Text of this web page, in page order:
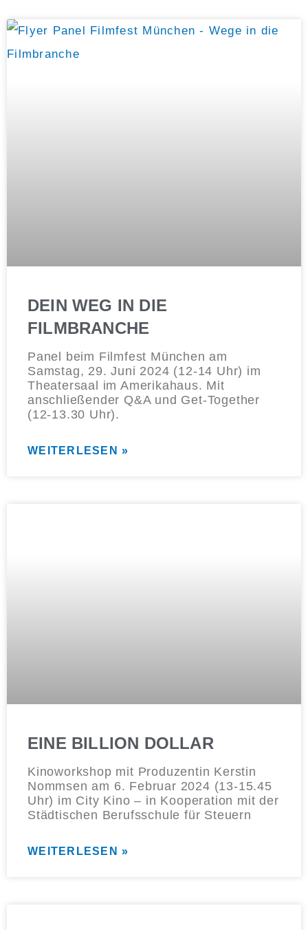
DEIN WEG IN DIE
FILMBRANCHE
Panel beim Filmfest München am
Samstag, 29. Juni 2024 (12-14 Uhr) im
Theatersaal im Amerikahaus. Mit
anschließender Q&A und Get-Together
(12-13.30 Uhr).
WEITERLESEN »
EINE BILLION DOLLAR
Kinoworkshop mit Produzentin Kerstin
Nommsen am 6. Februar 2024 (13-15.45
Uhr) im City Kino – in Kooperation mit der
Städtischen Berufsschule für Steuern
WEITERLESEN »